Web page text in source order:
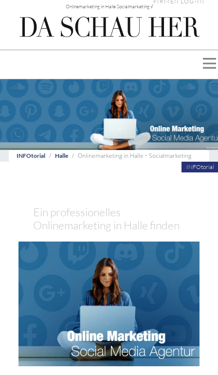
Onlinemarketing in Halle Socialmarketing √
INFOtorial Halle
Onlinemarketing in Halle • Socialmarketing
INFOtorial
Ein professionelles
Onlinemarketing in Halle finden